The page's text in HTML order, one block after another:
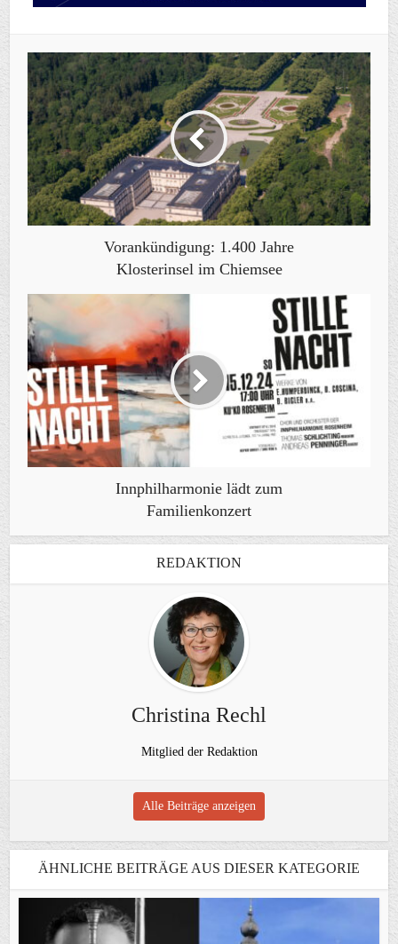
Vorankündigung: 1.400 Jahre
Klosterinsel im Chiemsee
Innphilharmonie lädt zum
Familienkonzert
REDAKTION
Christina Rechl
Mitglied der Redaktion
Alle Beiträge anzeigen
ÄHNLICHE BEITRÄGE AUS DIESER KATEGORIE